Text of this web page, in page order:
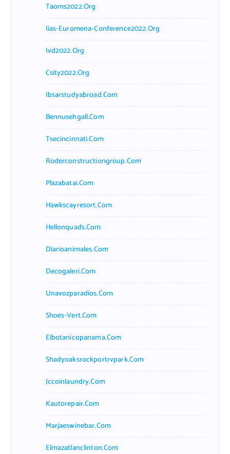
Taoms2022.org
Iias-Euromena-Conference2022.org
Ivd2022.org
Csity2022.org
Ibsarstudyabroad.com
Bennusehgall.com
Tsecincinnati.com
Roderconstructiongroup.com
Plazabatai.com
Hawkscayresort.com
Hellonquads.com
Diarioanimales.com
Decogaleri.com
Unavozparadios.com
Shoes-Vert.com
Elbotanicopanama.com
Shadyoaksrockportrvpark.com
Jccoinlaundry.com
Kautorepair.com
Marjaeswinebar.com
Elmazatlanclinton.com